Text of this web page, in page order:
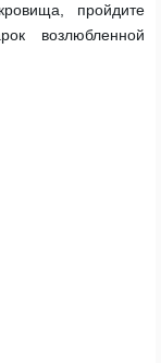
пройдите
возлюбленной